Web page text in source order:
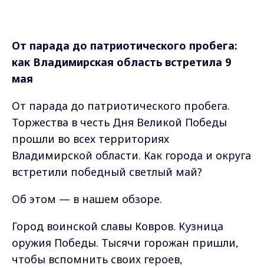
От парада до патриотического пробега:
как Владимирская область встретила 9
мая
От парада до патриотического пробега.
Торжества в честь Дня Великой Победы
прошли во всех территориях
Владимирской области. Как города и округа
встретили победный светлый май?
Об этом — в нашем обзоре.
Город воинской славы Ковров. Кузница
оружия Победы. Тысячи горожан пришли,
чтобы вспомнить своих героев,